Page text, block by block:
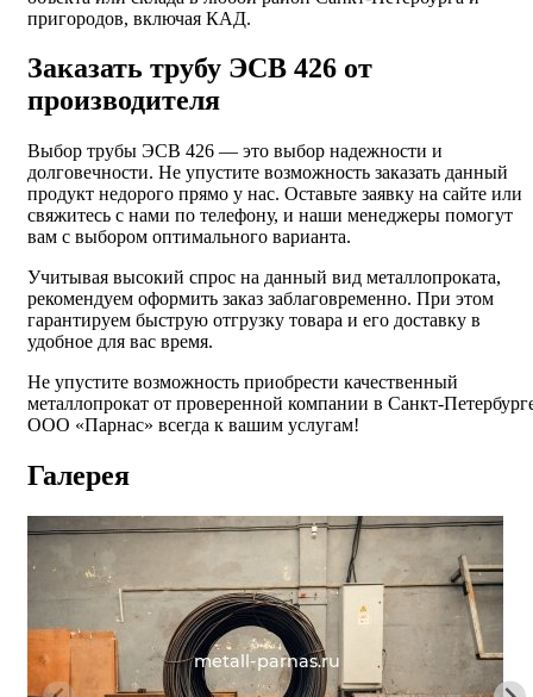
пригородов, включая КАД.
Заказать трубу ЭСВ 426 от
производителя
Выбор трубы ЭСВ 426 — это выбор надежности и
долговечности. Не упустите возможность заказать данный
продукт недорого прямо у нас. Оставьте заявку на сайте или
свяжитесь с нами по телефону, и наши менеджеры помогут
вам с выбором оптимального варианта.
Учитывая высокий спрос на данный вид металлопроката,
рекомендуем оформить заказ заблаговременно. При этом
гарантируем быструю отгрузку товара и его доставку в
удобное для вас время.
Не упустите возможность приобрести качественный
металлопрокат от проверенной компании в Санкт-
ООО «Парнас» всегда к вашим услугам!
Галерея